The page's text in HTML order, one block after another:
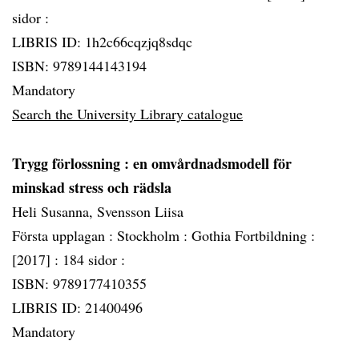
sidor :
LIBRIS ID: 1h2c66cqzjq8sdqc
ISBN: 9789144143194
Mandatory
Search the University Library catalogue
Trygg förlossning : en omvårdnadsmodell för
minskad stress och rädsla
Heli Susanna, Svensson Liisa
Första upplagan : Stockholm : Gothia Fortbildning :
[2017] : 184 sidor :
ISBN: 9789177410355
LIBRIS ID: 21400496
Mandatory